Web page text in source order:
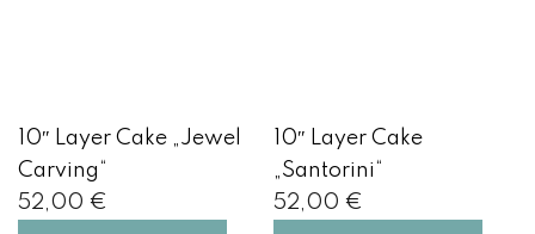
10″ Layer Cake „Jewel
Carving“
52,00 €
10″ Layer Cake
„Santorini“
52,00 €